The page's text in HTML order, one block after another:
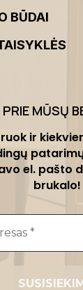
BŪDAI
MŪSŲ
ir
el. pašto
brukalo!